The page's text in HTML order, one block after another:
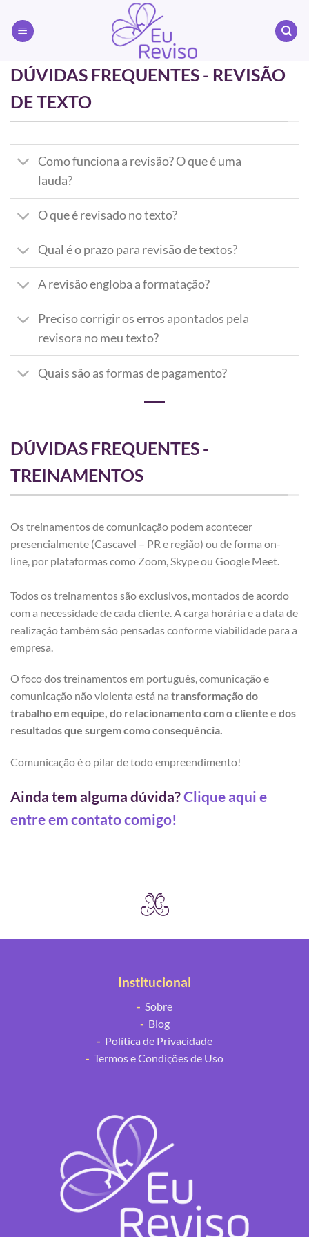
content
DÚVIDAS FREQUENTES - REVISÃO
DE TEXTO
Como funciona a revisão? O que é uma
lauda?
O que é revisado no texto?
Qual é o prazo para revisão de textos?
A revisão engloba a formatação?
Preciso corrigir os erros apontados pela
revisora no meu texto?
Quais são as formas de pagamento?
DÚVIDAS FREQUENTES -
TREINAMENTOS
Os treinamentos de comunicação podem acontecer
presencialmente (Cascavel – PR e região) ou de forma on-
line, por plataformas como Zoom, Skype ou Google Meet.
Todos os treinamentos são exclusivos, montados de acordo
com a necessidade de cada cliente. A carga horária e a data de
realização também são pensadas conforme viabilidade para a
empresa.
O foco dos treinamentos em português, comunicação e
comunicação não violenta está na transformação do
trabalho em equipe, do relacionamento com o cliente e dos
resultados que surgem como consequência.
Comunicação é o pilar de todo empreendimento!
Ainda tem alguma dúvida?Clique aqui e
entre em contato comigo!
Institucional
- Sobre
- Blog
- Política de Privacidade
- Termos e Condições de Uso